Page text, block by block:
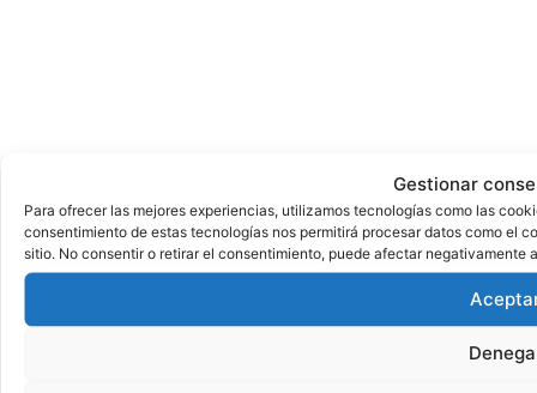
Gestionar
Para ofrecer las mejores experiencias, utilizamos tecnologías como las
consentimiento de estas tecnologías nos permitirá procesar datos como el
sitio. No consentir o retirar el consentimiento, puede afectar negativamente